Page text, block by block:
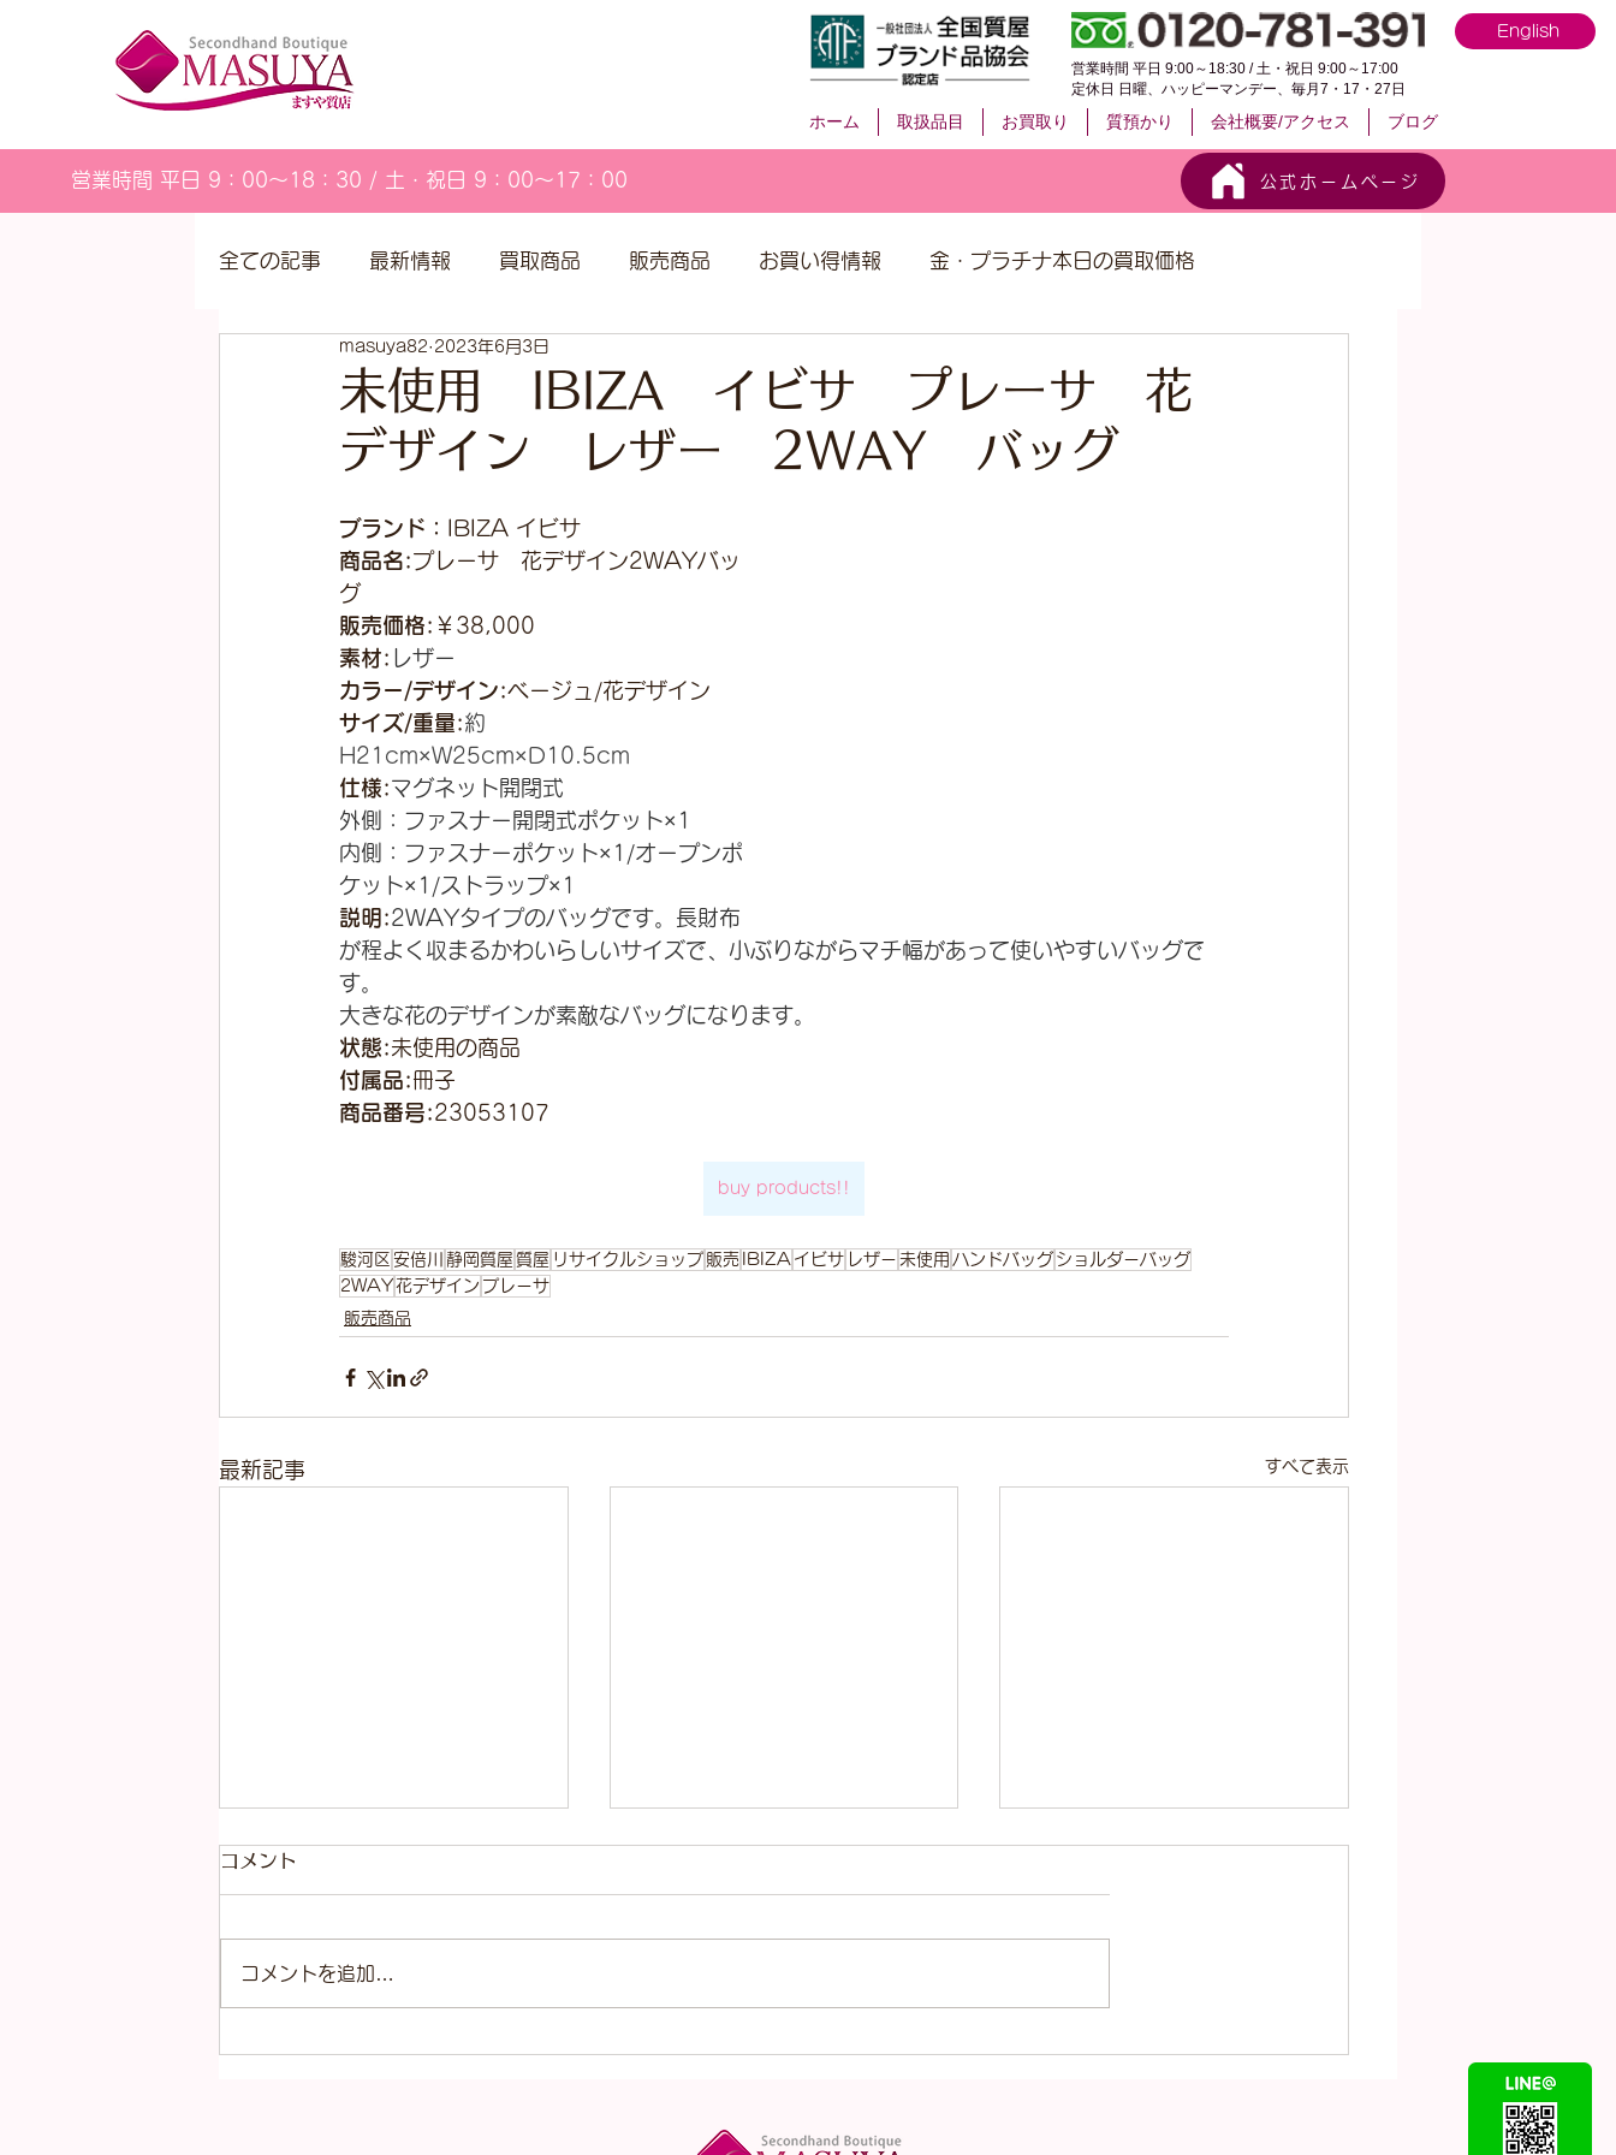
English
営業時間 平日 9:00～18:30 / 土・祝日 9:00～17:00
定休日 日曜、ハッピーマンデー、毎月7・17・27日
ホーム 取扱品目 お買取り 質預かり 会社概要/アクセス ブログ
営業時間 平日 9：00～18：30 / 土・祝日 9：00～17：00 公式ホームページ
全ての記事 最新情報 買取商品 販売商品 お買い得情報 金・プラチナ本日の買取価格
営業カレンダー
未使用 IBIZA イビサ プレーサ 花
デザイン レザー 2WAY バッグ
masuya82 2023年6月3日
ブランド：
IBIZA イビサ
商品名:プレーサ　花デザイン2WAYバッ
グ
販売価格: ￥38,000
素材:
レザー
カラー/デザイン:ベージュ/花デザイン
サイズ/重量:約
H21cm×W25cm×D10.5cm
仕様:マグネット開閉式
外側：ファスナー開閉式ポケット×1
内側：ファスナーポケット×1/オープンポ
ケット×1/ストラップ×1
説明:2WAYタイプのバッグです。長財布
が程よく収まるかわいらしいサイズで、小ぶりながらマチ幅があって使いやすいバッグで
す。
大きな花のデザインが素敵なバッグになります。
状態:未使用の商品
付属品:冊子
商品番号:23053107
buy products!!
駿河区 安倍川 静岡質屋 質屋 リサイクルショップ 販売 IBIZA イビサ レザー 未使用 ハンドバッグ ショルダーバッグ
2WAY花デザイン プレーサ
販売商品
最新記事 すべて表示
サングラス各種入荷いたしま
Louis Vuitton ルイヴィト
モノグラム バッグ ショル
LOUISVUITTON ルイヴ
コメント
コメントを追加…